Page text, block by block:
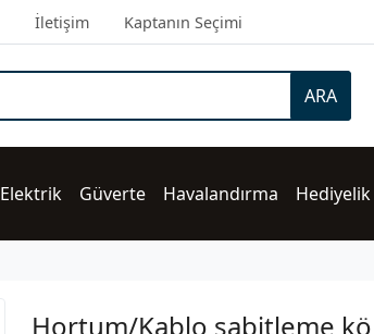
İletişim Kaptanın Seçimi
ARA
Elektrik Güverte Havalandırma Hediyelik
Hortum/Kablo sabitleme